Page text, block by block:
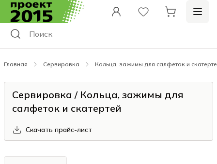
Главная Сервировка Кольца, зажимы для салфеток и
Сервировка / Кольца, зажимы для
салфеток и скатертей
Скачать прайс-лист